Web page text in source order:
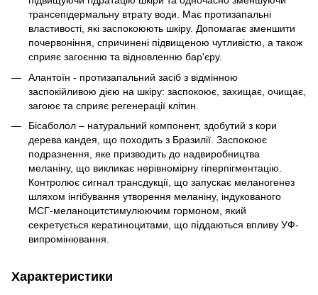
трансепідермальну втрату води. Має протизапальні
властивості, які заспокоюють шкіру. Допомагає зменшити
почервоніння, спричинені підвищеною чутливістю, а також
сприяє загоєнню та відновленню бар'єру.
Алантоїн - протизапальний засіб з відмінною
заспокійливою дією на шкіру: заспокоює, захищає, очищає,
загоює та сприяє регенерації клітин.
Бісаболол – натуральний компонент, здобутий з кори
дерева кандея, що походить з Бразилії. Заспокоює
подразнення, яке призводить до надвиробництва
меланіну, що викликає нерівномірну гіперпігментацію.
Контролює сигнал трансдукції, що запускає меланогенез
шляхом інгібування утворення меланіну, індукованого
МСГ-меланоцитстимулюючим гормоном, який
секретується кератиноцитами, що піддаються впливу УФ-
випромінювання.
Характеристики